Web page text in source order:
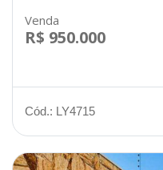
Venda
R$ 950.000
Cód.: LY4715